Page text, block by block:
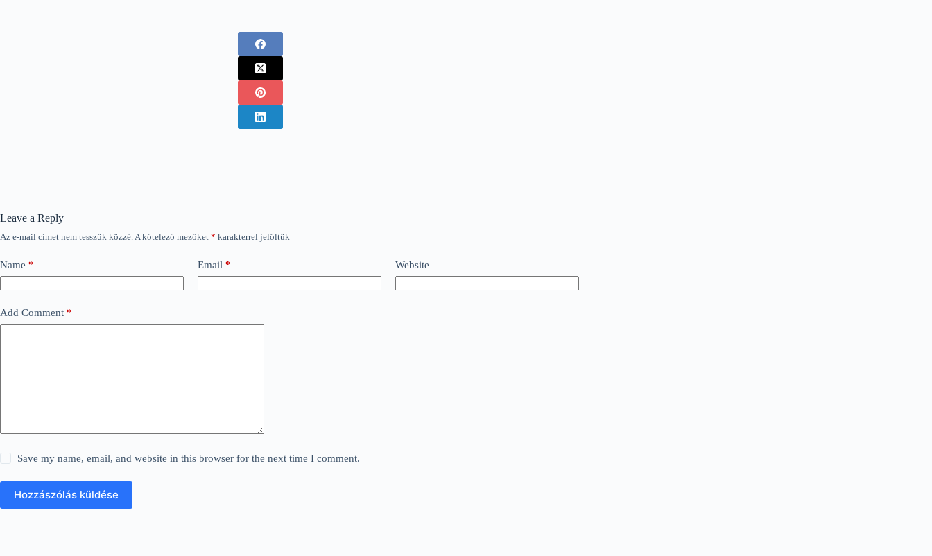
Leave a Reply
Az e-mail címet nem tesszük közzé. A kötelező mezőket * karakterrel jelöltük
Name * Email * Website
Add Comment *
Save my name, email, and website in this browser for the next time I comment.
Hozzászólás küldése